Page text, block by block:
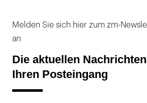
Melden Sie sich hier zum zm-
an
Die aktuellen
Ihren Posteingang